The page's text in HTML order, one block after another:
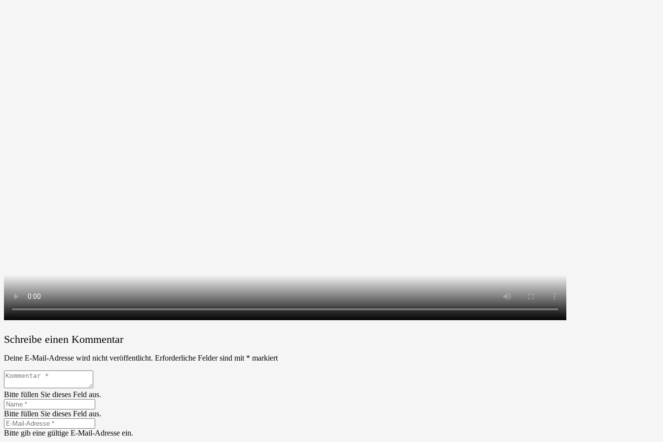
Schreibe einen Kommentar
Deine E-Mail-Adresse wird nicht veröffentlicht. Erforderliche Felder sind mit * markiert
Bitte füllen Sie dieses Feld aus.
Bitte füllen Sie dieses Feld aus.
Bitte gib eine gültige E-Mail-Adresse ein.